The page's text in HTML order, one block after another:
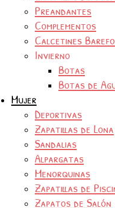
Preandantes
Complementos
Calcetines
Invierno
Botas
Botas de
Mujer
Deportivas
Zapatillas de Lona
Sandalias
Alpargatas
Menorquinas
Zapatillas de
Zapatos de Salón